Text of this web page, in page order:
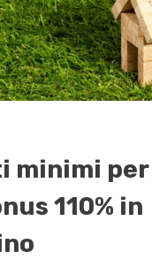
minimi
110% in